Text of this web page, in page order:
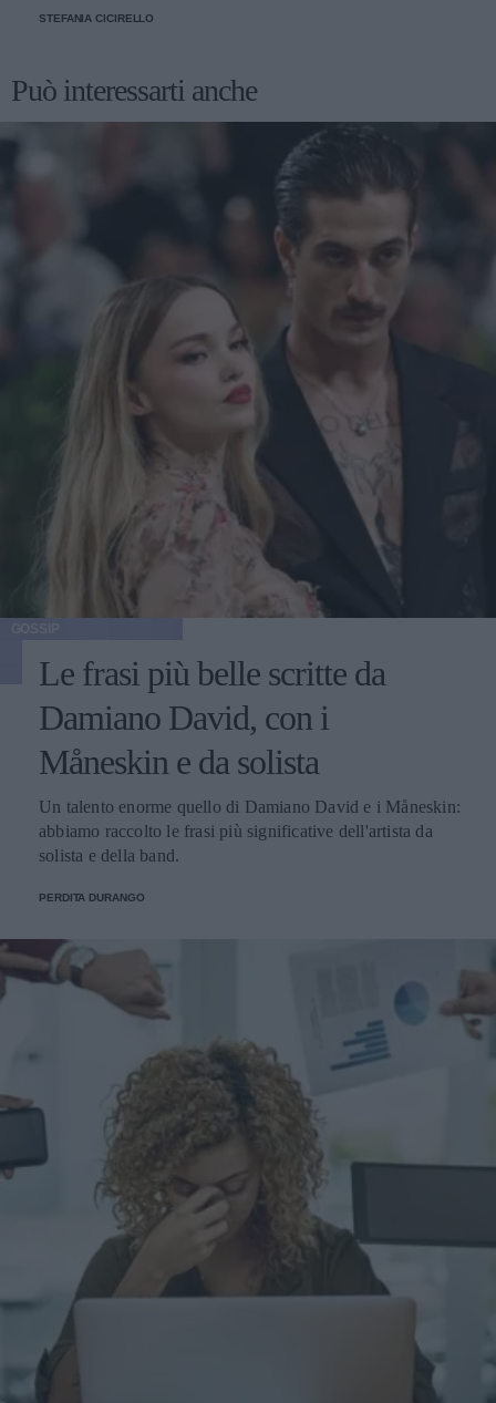
STEFANIA CICIRELLO
Può interessarti anche
Le frasi più belle scritte da
Damiano David, con i
Måneskin e da solista
Un talento enorme quello di Damiano David e i Måneskin:
abbiamo raccolto le frasi più significative dell'artista da
solista e della band.
PERDITA DURANGO